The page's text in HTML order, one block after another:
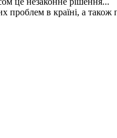
проблем в країні, а